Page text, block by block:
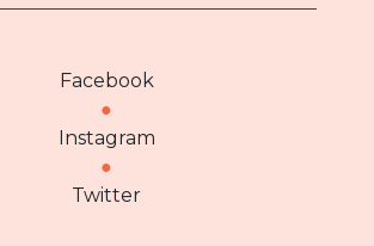
Facebook
●
Instagram
●
Twitter